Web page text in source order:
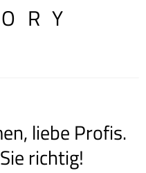
liebe Profis.
richtig!